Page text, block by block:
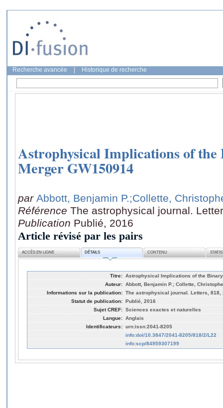
Recherche avancée Historique de recherche
Astrophysical Implications of
Merger GW150914
par Abbott, Benjamin P.;Collette,
Référence The astrophysical journal.
Publication Publié, 2016
Article révisé par les pairs
ACCÈS EN LIGNE DÉTAILS CONTENU
Titre: Astrophysical Implications of the
Auteur: Abbott, Benjamin P.; Collette,
Informations sur la publication: The astrophysical journal. Letters, 818,
Statut de publication: Publié, 2016
Sujet CREF: Sciences exactes et naturelles
Langue: Anglais
Identificateurs: urn:issn:2041-8205
info:doi/10.3847/2041-8205/818/2/L22
info:scp/84959307199